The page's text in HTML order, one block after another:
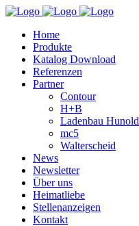
Home
Produkte
Katalog Download
Referenzen
Partner
Contour
H+B
Ladenbau Hunold
mc5
Walterscheid
News
Newsletter
Über uns
Heimatliebe
Stellenanzeigen
Kontakt